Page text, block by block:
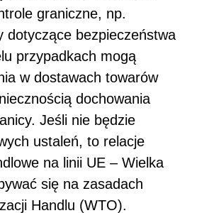
graniczne, np.
dotyczące bezpieczeństwa
przypadkach mogą
w dostawach towarów
dochowania
Jeśli nie będzie
ustaleń, to relacje
na linii UE – Wielka
się na zasadach
Handlu (WTO).